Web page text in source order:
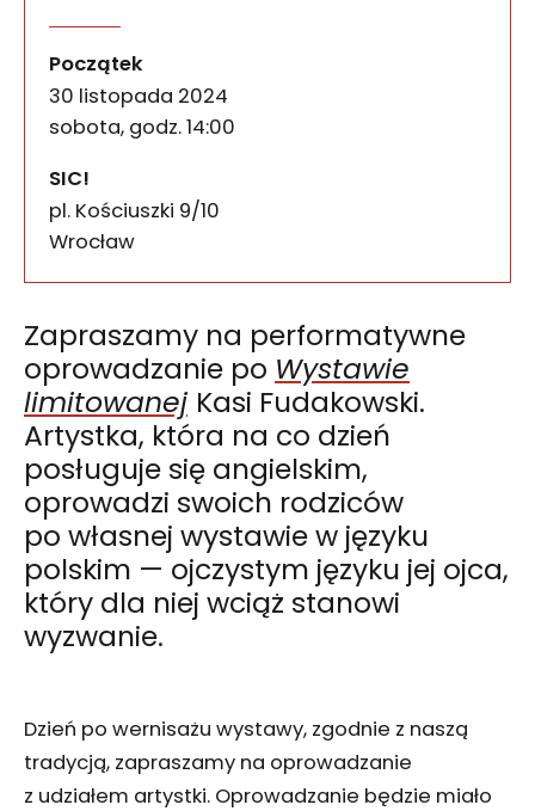
Zapraszamy na performatywne oprowadzanie
Początek
30 listopada 2024
sobota, godz. 14:00
SIC!
pl. Kościuszki 9/10
50-028
Wrocław
Zapraszamy na performatywne
oprowadzanie po Wystawie
limitowanej Kasi Fudakowski.
Artystka, która na co dzień
posługuje się angielskim,
oprowadzi swoich rodziców
po własnej wystawie w języku
polskim — ojczystym języku jej ojca,
który dla niej wciąż stanowi
wyzwanie.
Dzień po wernisażu wystawy, zgodnie z naszą
tradycją, zapraszamy na oprowadzanie
z udziałem artystki. Oprowadzanie będzie miało